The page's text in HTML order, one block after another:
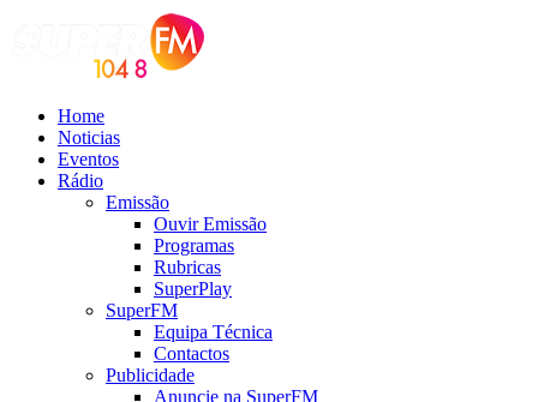
Home
Noticias
Eventos
Rádio
Emissão
Ouvir Emissão
Programas
Rubricas
SuperPlay
SuperFM
Equipa Técnica
Contactos
Publicidade
Anuncie na SuperFM